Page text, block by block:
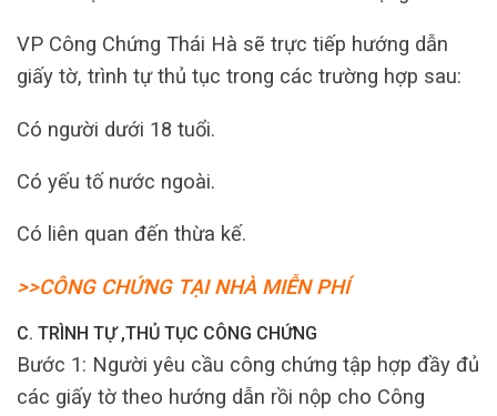
VP Công Chứng Thái Hà sẽ trực tiếp hướng dẫn
giấy tờ, trình tự thủ tục trong các trường hợp sau:
Có người dưới 18 tuổi.
Có yếu tố nước ngoài.
Có liên quan đến thừa kế.
>>CÔNG CHỨNG TẠI NHÀ MIỄN PHÍ
C. TRÌNH TỰ ,THỦ TỤC CÔNG CHỨNG
Bước 1: Người yêu cầu công chứng tập hợp đầy đủ
các giấy tờ theo hướng dẫn rồi nộp cho Công